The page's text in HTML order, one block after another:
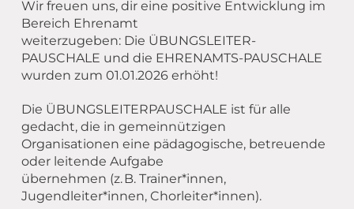
Wir freuen uns, dir eine positive Entwicklung im
Bereich Ehrenamt
weiterzugeben: Die ÜBUNGSLEITER-
PAUSCHALE und die EHRENAMTS-PAUSCHALE
wurden zum 01.01.2026 erhöht!
Die ÜBUNGSLEITERPAUSCHALE ist für alle
gedacht, die in gemeinnützigen
Organisationen eine pädagogische, betreuende
oder leitende Aufgabe
übernehmen (z. B. Trainer*innen,
Jugendleiter*innen, Chorleiter*innen).